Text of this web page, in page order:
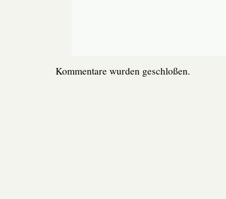
Kommentare wurden geschloßen.